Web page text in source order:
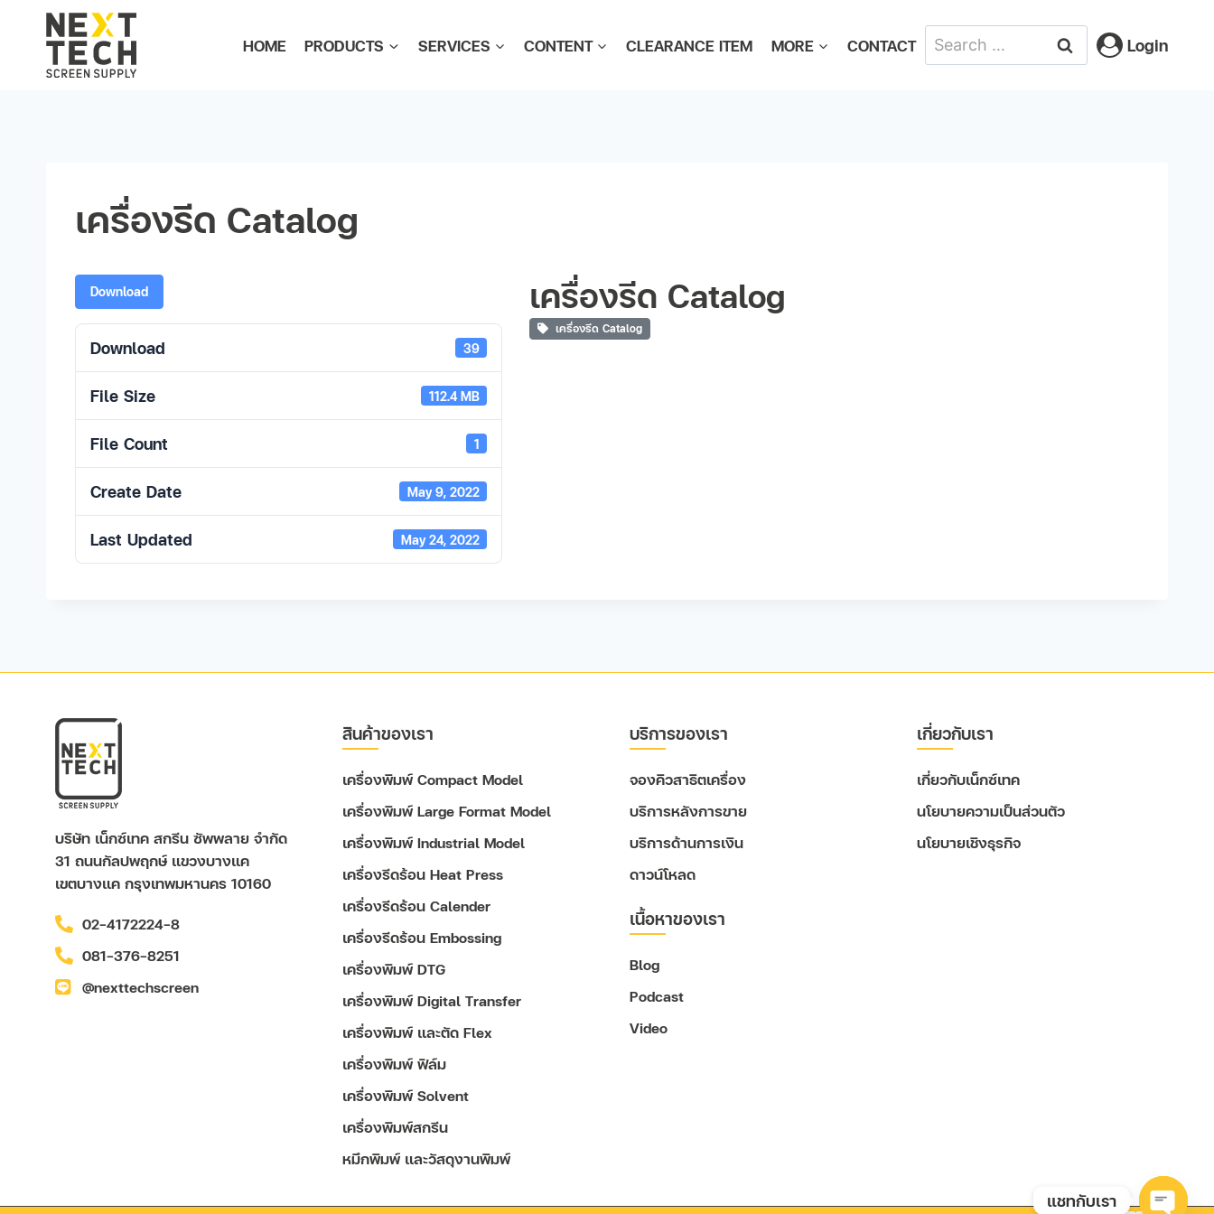
HOME PRODUCTS SERVICES CONTENT CLEARANCE ITEM MORE CONTACT Login
เครื่องรีด Catalog
Download
Download 39
File Size 112.4 MB
File Count 1
Create Date May 9, 2022
Last Updated May 24, 2022
เครื่องรีด Catalog
เครื่องรีด Catalog
บริษัท เน็กซ์เทค สกรีน ซัพพลาย จำกัด
31 ถนนกัลปพฤกษ์ แขวงบางแค
เขตบางแค กรุงเทพมหานคร 10160
02-4172224-8
081-376-8251
@nexttechscreen
สินค้าของเรา
เครื่องพิมพ์ Compact Model
เครื่องพิมพ์ Large Format Model
เครื่องพิมพ์ Industrial Model
เครื่องรีดร้อน Heat Press
เครื่องรีดร้อน Calender
เครื่องรีดร้อน Embossing
เครื่องพิมพ์ DTG
เครื่องพิมพ์ Digital Transfer
เครื่องพิมพ์ และตัด Flex
เครื่องพิมพ์ ฟิล์ม
เครื่องพิมพ์ Solvent
เครื่องพิมพ์สกรีน
หมึกพิมพ์ และวัสดุงานพิมพ์
บริการของเรา
จองคิวสาธิตเครื่อง
บริการหลังการขาย
บริการด้านการเงิน
ดาวน์โหลด
เนื้อหาของเรา
Blog
Podcast
Video
เกี่ยวกับเรา
เกี่ยวกับเน็กซ์เทค
นโยบายความเป็นส่วนตัว
นโยบายเชิงธุรกิจ
แชทกับเรา